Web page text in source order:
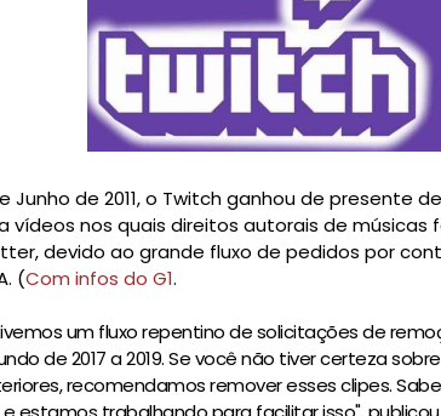
Junho de 2011, o Twitch ganhou de presente
vídeos nos quais direitos autorais de músicas
devido ao grande fluxo de pedidos por
(Com infos do G1.
um fluxo repentino de solicitações de
de 2017 a 2019. Se você não tiver certeza
recomendamos remover esses clipes.